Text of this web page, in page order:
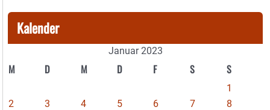
Kalender
Januar 2023
M D M D F S S
1
2
3 4 5 6 7
8